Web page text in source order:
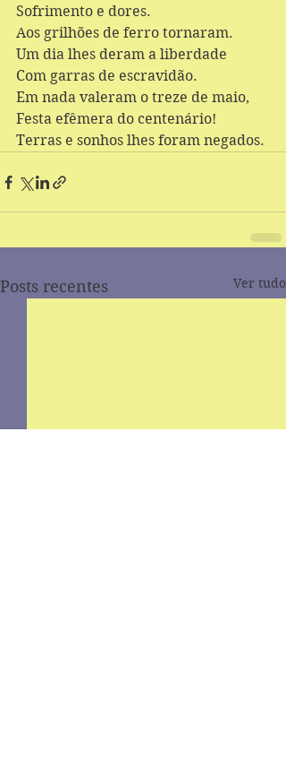
Sofrimento e dores.
Aos grilhões de ferro tornaram.
Um dia lhes deram a liberdade
Com garras de escravidão.
Em nada valeram o treze de maio,
Festa efêmera do centenário!
Terras e sonhos lhes foram negados.
Posts recentes Ver tudo